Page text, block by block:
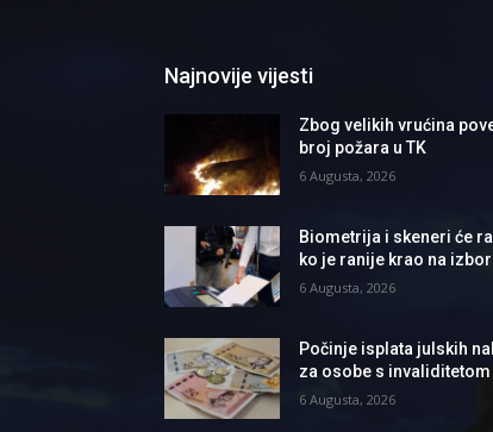
Najnovije vijesti
Zbog velikih vrućina
broj požara u TK
6 Augusta, 2026
Biometrija i skeneri će
ko je ranije krao na
6 Augusta, 2026
Počinje isplata julskih
za osobe s invaliditetom
6 Augusta, 2026